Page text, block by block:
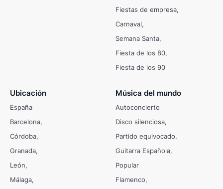
Fiestas de empresa
Carnaval
Semana Santa
Fiesta de los 80
Fiesta de los 90
Ubicación
España
Barcelona
Córdoba
Granada
León
Málaga
Música del mundo
Autoconcierto
Disco silenciosa
Partido equivocado
Guitarra Española
Popular
Flamenco